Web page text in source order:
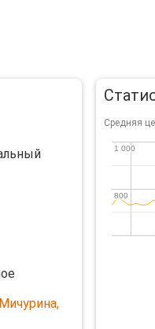
Средняя
800
800
1 000
1 000